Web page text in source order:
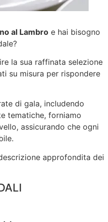
al Lambro e hai bisogno
la sua raffinata selezione
su misura per rispondere
di gala, includendo
tematiche, forniamo
assicurando che ogni
approfondita dei